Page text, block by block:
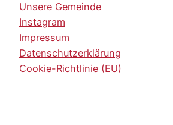
Unsere Gemeinde
Instagram
Impressum
Datenschutzerklärung
Cookie-Richtlinie (EU)